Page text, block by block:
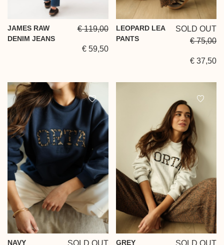
JAMES RAW
DENIM JEANS
€ 119,00
€ 59,50
LEOPARD LEA
PANTS
SOLD OUT
€ 75,00
€ 37,50
NAVY GREY